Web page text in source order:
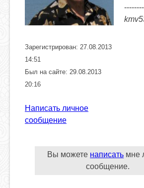
Зарегистрирован: 27.08.2013
14:51
Был на сайте: 29.08.2013
20:16
Написать личное
сообщение
Вы можете написать мне
сообщение.